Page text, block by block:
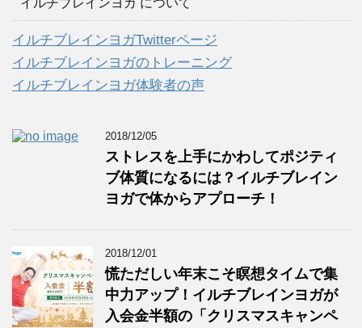
イルチブレインヨガ について
イルチブレインヨガTwitterページ
イルチブレインヨガのトレーニング
イルチブレインヨガ体験者の声
2018/12/05
ストレスを上手にかわしてポジティ
ブ体質になるには？イルチブレイン
ヨガで体からアプローチ！
2018/12/01
慌ただしい年末こそ瞑想タイムで集
中力アップ！イルチブレインヨガが
入会金半額の「クリスマスキャンペ